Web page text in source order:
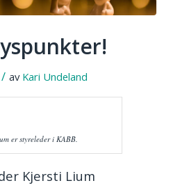
/ av Kari Undeland
er styreleder i KABB.
Kjersti Lium